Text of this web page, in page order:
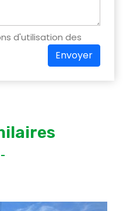
d'utilisation des
Envoyer